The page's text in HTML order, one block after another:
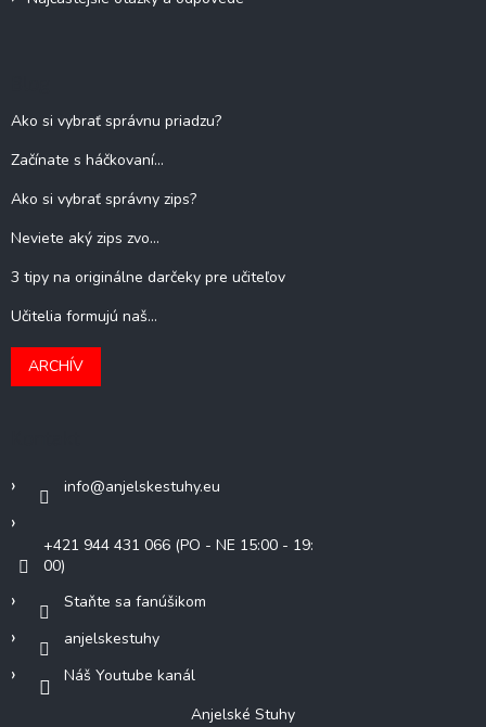
Ako si vybrať správnu priadzu?
Začínate s háčkovaní...
Ako si vybrať správny zips?
Neviete aký zips zvo...
3 tipy na originálne darčeky pre učiteľov
Učitelia formujú naš...
ARCHÍV
info@anjelskestuhy.eu
+421 944 431 066 (PO - NE 15:00 - 19:
00)
Staňte sa fanúšikom
anjelskestuhy
Náš Youtube kanál
Anjelské Stuhy